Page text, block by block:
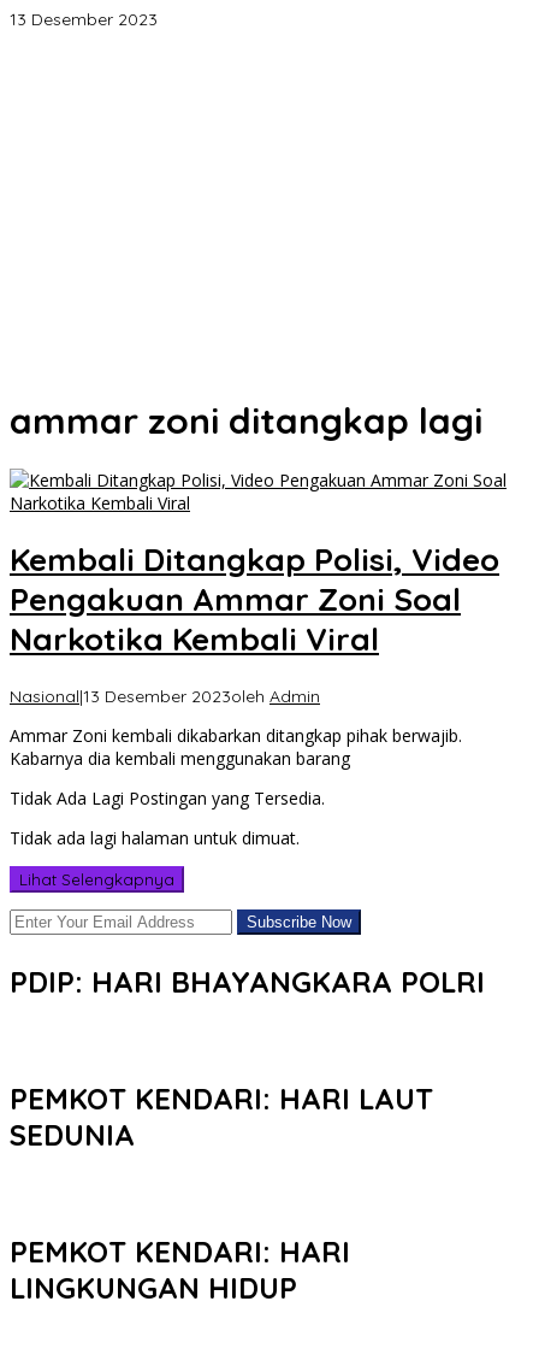
13 Desember 2023
ammar zoni ditangkap lagi
Kembali Ditangkap Polisi, Video
Pengakuan Ammar Zoni Soal
Narkotika Kembali Viral
Nasional|13 Desember 2023oleh Admin
Ammar Zoni kembali dikabarkan ditangkap pihak berwajib.
Kabarnya dia kembali menggunakan barang
Tidak Ada Lagi Postingan yang Tersedia.
Tidak ada lagi halaman untuk dimuat.
Lihat Selengkapnya
PDIP: HARI BHAYANGKARA POLRI
PEMKOT KENDARI: HARI LAUT
SEDUNIA
PEMKOT KENDARI: HARI
LINGKUNGAN HIDUP